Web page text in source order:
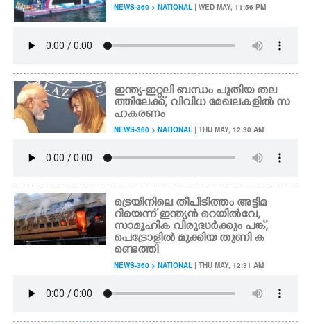
NEWS-360 > NATIONAL | WED MAY, 11:56 PM
ഇന്ത്യ-ഇറ്റലി ബന്ധം പുതിയ തല
ത്തിലേക്ക്, വിവിധ മേഖലകളിൽ സ
ഹകരണം
NEWS-360 > NATIONAL | THU MAY, 12:30 AM
ട്രെയിനിലെ തീപിടിത്തം അട്ടിമ
റിയെന്ന് ഇന്ത്യൻ റെയിൽവേ,
സാമൂഹിക വിരുദ്ധർക്കും പങ്ക്,
പെട്രോളിൽ മുക്കിയ തുണി ക
ണ്ടെത്തി
NEWS-360 > NATIONAL | THU MAY, 12:31 AM